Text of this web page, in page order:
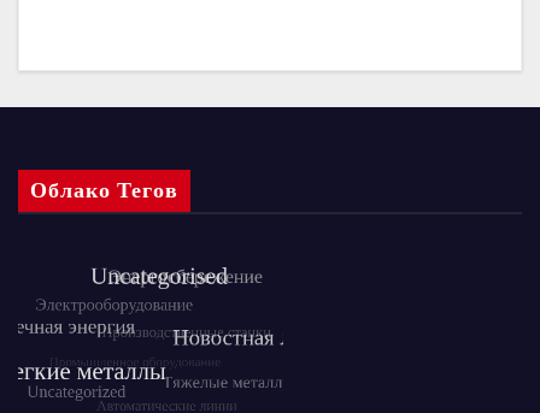
Облако Тегов